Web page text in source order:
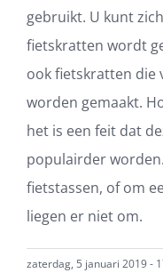
gebruikt. U kunt
fietskratten wordt
ook fietskratten die
worden gemaakt.
het is een feit dat
populairder
fietstassen, of om
liegen er niet om.
zaterdag, 5 januari 2019 -